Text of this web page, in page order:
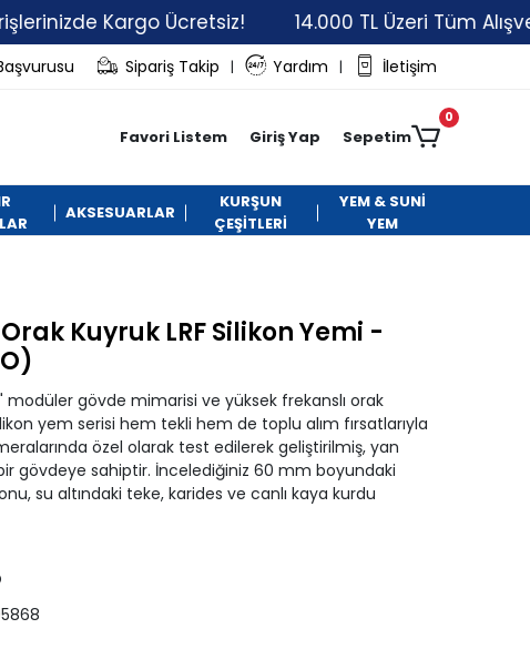
Kargo Ücretsiz! 14.000 TL Üzeri Tüm
Sipariş Takip | Yardım | İletişim
Favori Listem Giriş Yap Sepetim
0
AKSESUARLAR
KURŞUN
ÇEŞİTLERİ
YEM & SUNİ
YEM
Kuyruk LRF Silikon Yemi -
modüler gövde mimarisi ve yüksek frekanslı orak
yem serisi hem tekli hem de toplu alım fırsatlarıyla
özel olarak test edilerek geliştirilmiş, yan
gövdeye sahiptir. İncelediğiniz 60 mm boyundaki
su altındaki teke, karides ve canlı kaya kurdu